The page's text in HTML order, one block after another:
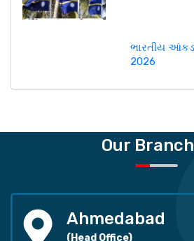
ભારતીય
2026
Our
Ahmedabad
(Head Office)